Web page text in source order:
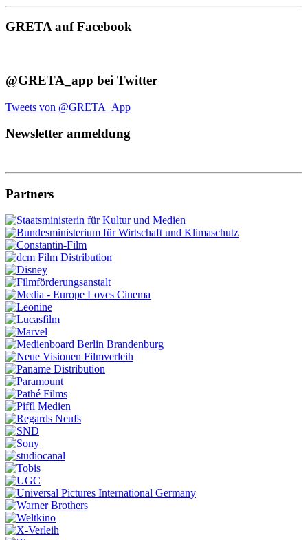
GRETA auf Facebook
@GRETA_app bei Twitter
Tweets von @GRETA_App
Newsletter anmeldung
Partners